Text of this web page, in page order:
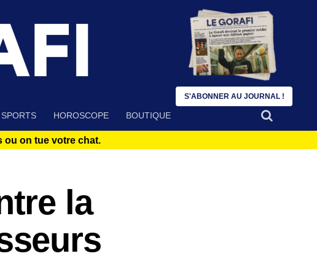
SPORTS HOROSCOPE BOUTIQUE
ou on tue votre chat.
la
S'ABONNER AU JOURNAL !